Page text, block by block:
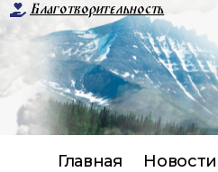
Благотворительность
Главная Новости